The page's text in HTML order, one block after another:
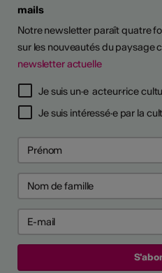
mails
Notre newsletter paraît quatre
sur les nouveautés du paysage
newsletter actuelle
Je suis un·e acteur·rice
Je suis intéressé·e par la